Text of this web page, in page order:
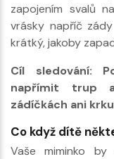
zapojením svalů
vrásky napříč
krátký, jakoby
Cíl sledování:
napřímit trup
zádíčkách ani
Co když dítě
Vaše miminko